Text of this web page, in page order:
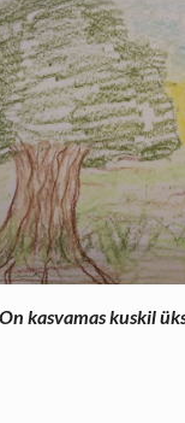
kasvamas kuskil